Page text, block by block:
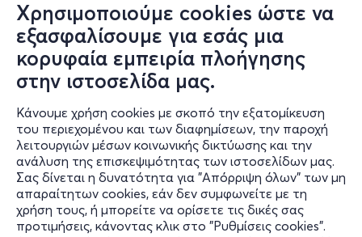
Χρησιμοποιούμε cookies ώστε να
εξασφαλίσουμε για εσάς μια
κορυφαία εμπειρία πλοήγησης
στην ιστοσελίδα μας.
Κάνουμε χρήση cookies με σκοπό την εξατομίκευση
του περιεχομένου και των διαφημίσεων, την παροχή
λειτουργιών μέσων κοινωνικής δικτύωσης και την
ανάλυση της επισκεψιμότητας των ιστοσελίδων μας.
Σας δίνεται η δυνατότητα για "Απόρριψη όλων" των μη
απαραίτητων cookies, εάν δεν συμφωνείτε με τη
χρήση τους, ή μπορείτε να ορίσετε τις δικές σας
προτιμήσεις, κάνοντας κλικ στο "Ρυθμίσεις cookies".